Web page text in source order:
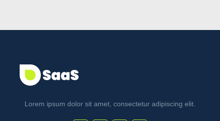
Lorem ipsum dolor sit amet, consectetur adipiscing elit.